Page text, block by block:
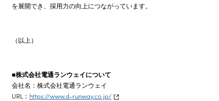
を展開でき、採用力の向上につながっています。
（以上）
■株式会社電通ランウェイについて
会社名：株式会社電通ランウェイ
URL： https://www.d-runway.co.jp/